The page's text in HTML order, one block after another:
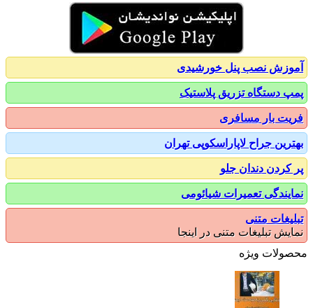
نصب پنل خورشیدی
دستگاه تزریق پلاستیک
بار مسافری
جراح لاپاراسکوپی تهران
دندان جلو
تعمیرات شیائومی
متنی
تبلیغات متنی در اینجا
ویژه